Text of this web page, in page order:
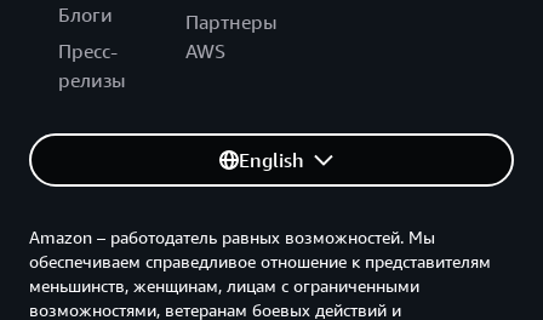
Блоги
Пресс-
релизы
Партнеры
AWS
English
Amazon – работодатель равных возможностей. Мы
обеспечиваем справедливое отношение к представителям
меньшинств, женщинам, лицам с ограниченными
возможностями, ветеранам боевых действий и